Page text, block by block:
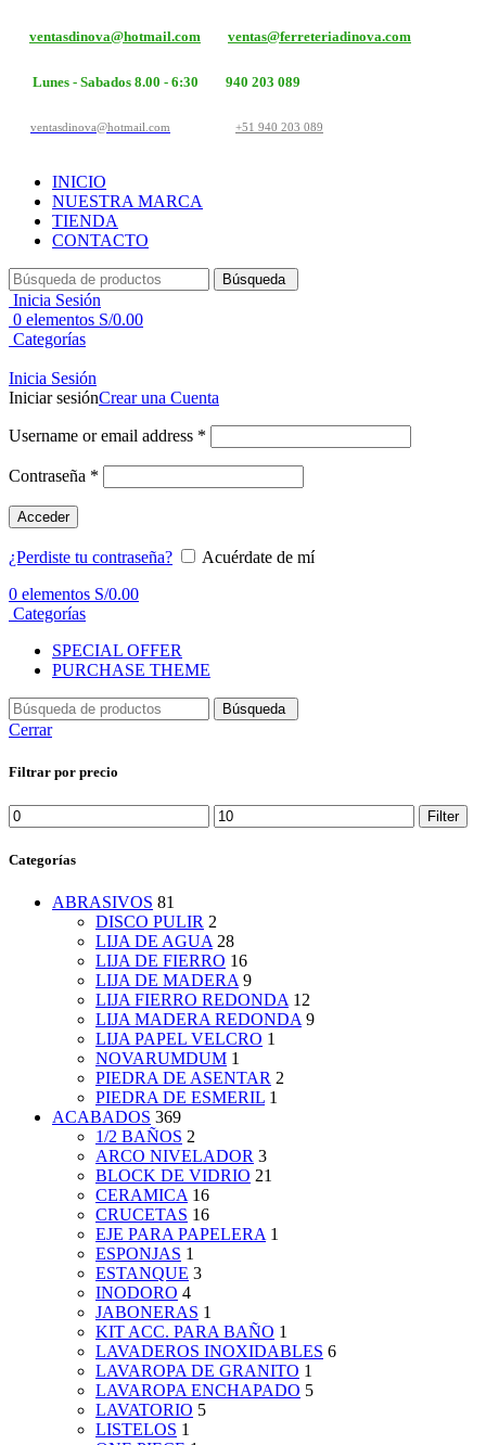
ventasdinova@hotmail.com ventas@ferreteriadinova.com
Lunes - Sabados 8.00 - 6:30 940 203 089
ventasdinova@hotmail.com +51 940 203 089
INICIO
NUESTRA MARCA
TIENDA
CONTACTO
Búsqueda
Inicia Sesión
0 elementos S/0.00
Categorías
Inicia Sesión
Iniciar sesiónCrear una Cuenta
Username or email address *
Contraseña *
Acceder
¿Perdiste tu contraseña?
Acuérdate de mí
0 elementos S/0.00
Categorías
SPECIAL OFFER
PURCHASE THEME
Búsqueda
Cerrar
Filtrar por precio
Min
price
Max
price
Filter
Categorías
ABRASIVOS 81
DISCO PULIR 2
LIJA DE AGUA 28
LIJA DE FIERRO 16
LIJA DE MADERA 9
LIJA FIERRO REDONDA 12
LIJA MADERA REDONDA 9
LIJA PAPEL VELCRO 1
NOVARUMDUM 1
PIEDRA DE ASENTAR 2
PIEDRA DE ESMERIL 1
ACABADOS 369
1/2 BAÑOS 2
ARCO NIVELADOR 3
BLOCK DE VIDRIO 21
CERAMICA 16
CRUCETAS 16
EJE PARA PAPELERA 1
ESPONJAS 1
ESTANQUE 3
INODORO 4
JABONERAS 1
KIT ACC. PARA BAÑO 1
LAVADEROS INOXIDABLES 6
LAVAROPA DE GRANITO 1
LAVAROPA ENCHAPADO 5
LAVATORIO 5
LISTELOS 1